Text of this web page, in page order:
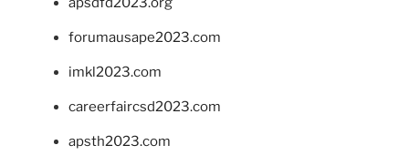
forumausape2023.com
imkl2023.com
careerfaircsd2023.com
apsth2023.com